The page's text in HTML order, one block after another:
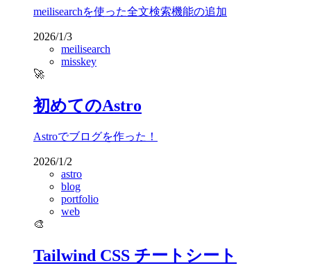
meilisearchを使った全文検索機能の追加
2026/1/3
meilisearch
misskey
🚀
初めてのAstro
Astroでブログを作った！
2026/1/2
astro
blog
portfolio
web
🎨
Tailwind CSS チートシート